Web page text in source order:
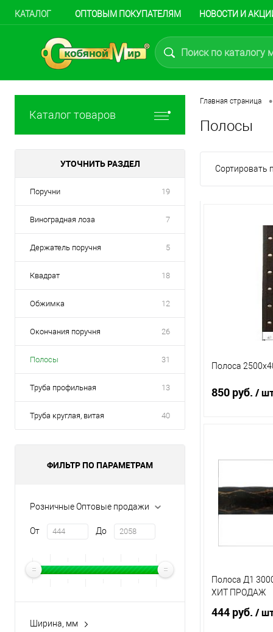
КАТАЛОГ ОПТОВЫМ ПОКУПАТЕЛЯМ НОВОСТИ И
Каталог товаров
УТОЧНИТЬ РАЗДЕЛ
Поручни 19
Виноградная лоза 7
Держатель поручня 5
Квадрат 18
Обжимка 12
Окончания поручня 26
Полосы 31
Труба профильная 13
Труба круглая, витая 40
ФИЛЬТР ПО ПАРАМЕТРАМ
Розничные Оптовые продажи
От До
Ширина, мм
Главная страница •
Полосы
Сортировать
Полоса
850 руб. /
В избранное
Полоса Д1
ХИТ ПРОДАЖ
444 руб. /